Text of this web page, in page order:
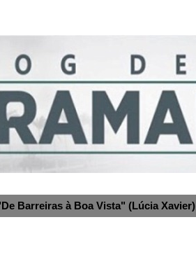
Barreiras à Boa Vista" (Lúcia Xavier)